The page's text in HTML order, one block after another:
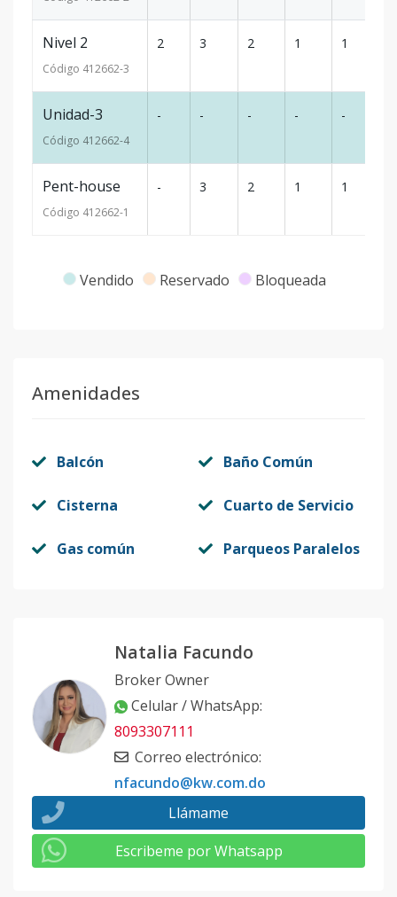
Nivel 2
Código 412662-3
2 3 2 1 1
Unidad-3
Código 412662-4
- - - - -
Pent-house
Código 412662-1
- 3 2 1 1
Vendido Reservado Bloqueada
Amenidades
Balcón Baño Común
Cisterna Cuarto de Servicio
Gas común Parqueos Paralelos
Natalia Facundo
Broker Owner
Celular / WhatsApp:
8093307111
Correo electrónico:
nfacundo@kw.com.do
Llámame
Escribeme por Whatsapp